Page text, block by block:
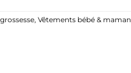
, Vêtements bébé & maman